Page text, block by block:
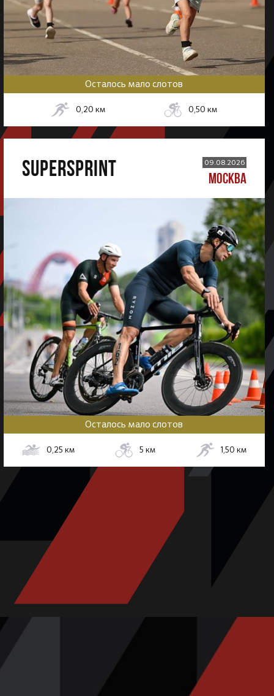
Осталось мало слотов
0,20 км 0,50 км
SUPERSPRINT 09.08.2026
МОСКВА
Осталось мало слотов
0,25 км 5км 1,50 км